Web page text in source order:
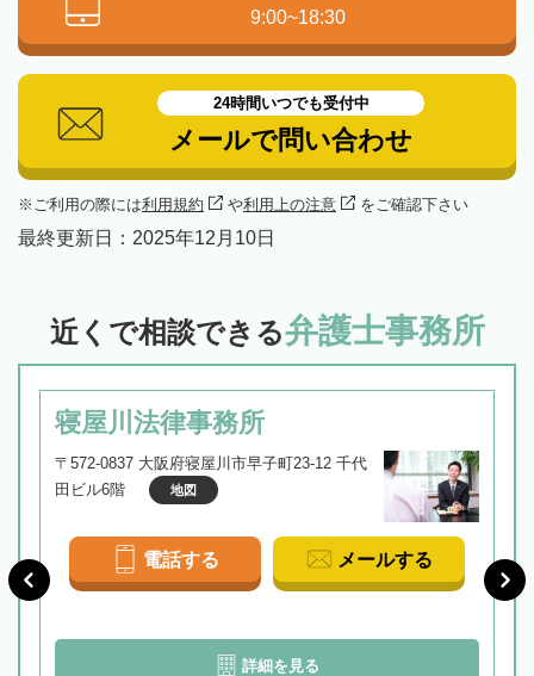
9:00~18:30
24時間いつでも受付中
メールで問い合わせ
ご利用の際には利用規約 や利用上の注意 をご確認下さい
最終更新日： 2025年12月10日
近くで相談できる弁護士事務所
寝屋川法律事務所
〒572-0837 大阪府寝屋川市早子町23-12 千代
田ビル6階
地図
電話する メールする
詳細を見る